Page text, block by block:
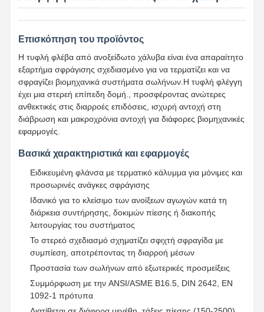
Επισκόπηση του προϊόντος
Η τυφλή φλέβα από ανοξείδωτο χάλυβα είναι ένα απαραίτητο
εξαρτήμα σφράγισης σχεδιασμένο για να τερματίζει και να
σφραγίζει βιομηχανικά συστήματα σωλήνων.Η τυφλή φλέγγη
έχει μια στερεή επίπεδη δομή., προσφέροντας ανώτερες
ανθεκτικές στις διαρροές επιδόσεις, ισχυρή αντοχή στη
διάβρωση και μακροχρόνια αντοχή για διάφορες βιομηχανικές
εφαρμογές.
Βασικά χαρακτηριστικά και εφαρμογές
Ειδικευμένη φλάνσα με τερματικό κάλυμμα για μόνιμες και
προσωρινές ανάγκες σφράγισης
Ιδανικό για το κλείσιμο των ανοίξεων αγωγών κατά τη
διάρκεια συντήρησης, δοκιμών πίεσης ή διακοπής
λειτουργίας του συστήματος
Το στερεό σχεδιασμό σχηματίζει σφιχτή σφραγίδα με
συμπίεση, αποτρέποντας τη διαρροή μέσων
Προστασία των σωλήνων από εξωτερικές προσμείξεις
Συμμόρφωση με την ANSI/ASME B16.5, DIN 2642, EN
1092-1 πρότυπα